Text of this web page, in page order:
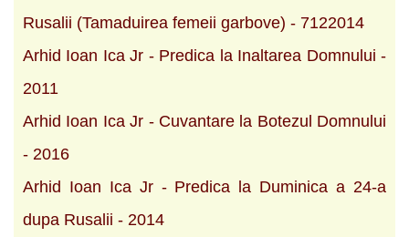
Rusalii (Tamaduirea femeii garbove) - 7122014
Arhid Ioan Ica Jr - Predica la Inaltarea Domnului -
2011
Arhid Ioan Ica Jr - Cuvantare la Botezul Domnului
- 2016
Arhid Ioan Ica Jr - Predica la Duminica a 24-a
dupa Rusalii - 2014